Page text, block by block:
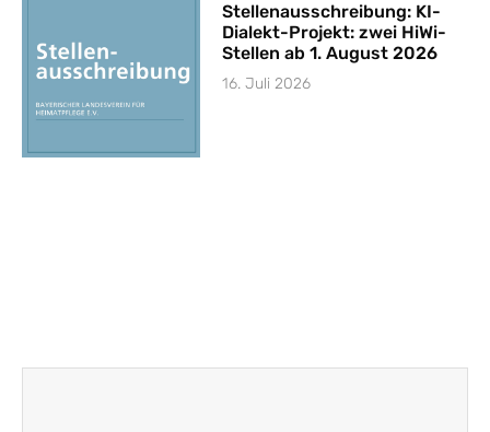
Stellenausschreibung: KI-
Dialekt-Projekt: zwei HiWi-
Stellen ab 1. August 2026
16. Juli 2026